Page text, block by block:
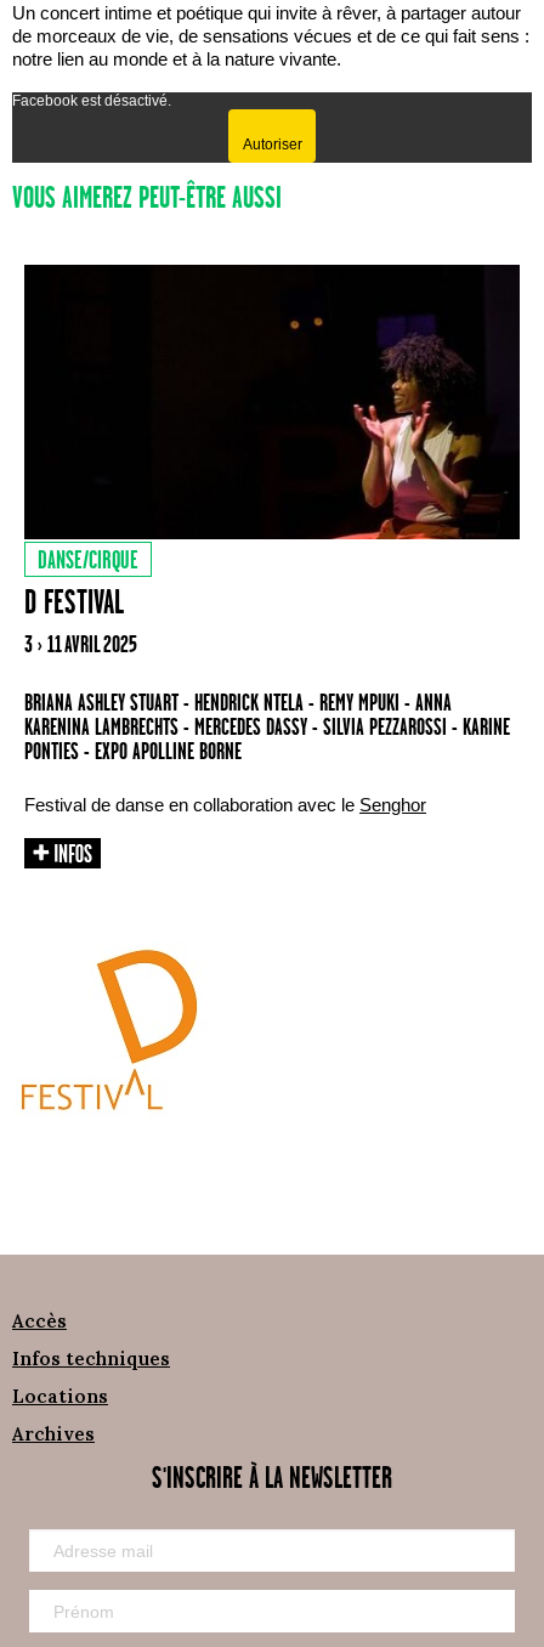
Un concert intime et poétique qui invite à rêver, à partager autour
de morceaux de vie, de sensations vécues et de ce qui fait sens :
notre lien au monde et à la nature vivante.
Facebook est désactivé.
Autoriser
VOUS AIMEREZ PEUT-ÊTRE AUSSI
DANSE/CIRQUE
D FESTIVAL
3 › 11 AVRIL 2025
BRIANA ASHLEY STUART - HENDRICK NTELA - REMY MPUKI - ANNA
KARENINA LAMBRECHTS - MERCEDES DASSY - SILVIA PEZZAROSSI - KARINE
PONTIES - EXPO APOLLINE BORNE
Festival de danse en collaboration avec le Senghor
Accès
Infos techniques
Locations
Archives
S'INSCRIRE À LA NEWSLETTER